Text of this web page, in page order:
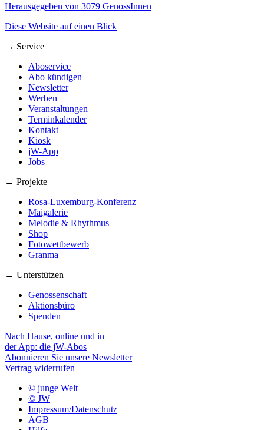
Herausgegeben von 3079 GenossInnen
Diese Website auf einen Blick
→ Service
Aboservice
Abo kündigen
Newsletter
Werben
Veranstaltungen
Terminkalender
Kontakt
Kiosk
jW-App
Jobs
→ Projekte
Rosa-Luxemburg-Konferenz
Maigalerie
Melodie & Rhythmus
Shop
Fotowettbewerb
Granma
→ Unterstützen
Genossenschaft
Aktionsbüro
Spenden
Nach Hause, online und in
der App: die jW-Abos
Abonnieren Sie unsere Newsletter
Vertrag widerrufen
© junge Welt
© JW
Impressum/Datenschutz
AGB